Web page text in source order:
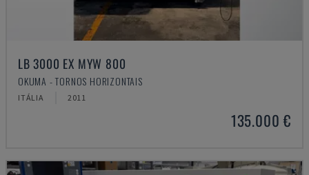
LB 3000 EX MYW 800
OKUMA - TORNOS HORIZONTAIS
ITÁLIA 2011
135.000 €